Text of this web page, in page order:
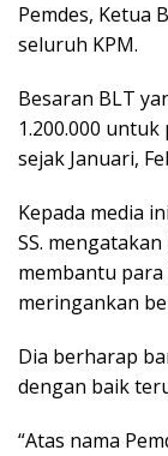
Pemdes, Ketua
seluruh KPM.
Besaran BLT
1.200.000
sejak Januari,
Kepada media
SS.
membantu
meringankan
Dia berharap
dengan baik
“Atas nama